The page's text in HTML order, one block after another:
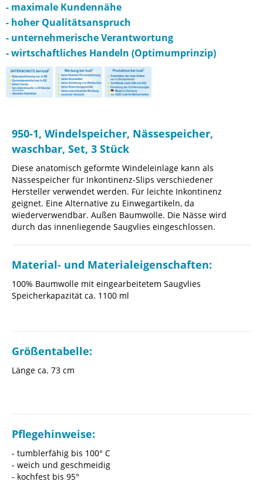
- maximale Kundennähe
- hoher Qualitätsanspruch
- unternehmerische Verantwortung
- wirtschaftliches Handeln (Optimumprinzip)
950-1, Windelspeicher, Nässespeicher,
waschbar, Set, 3 Stück
Diese anatomisch geformte Windeleinlage kann als
Nässespeicher für Inkontinenz-Slips verschiedener
Hersteller verwendet werden. Für leichte Inkontinenz
geignet. Eine Alternative zu Einwegartikeln, da
wiederverwendbar. Außen Baumwolle. Die Nässe wird
durch das innenliegende Saugvlies eingeschlossen.
Material- und Materialeigenschaften:
100% Baumwolle mit eingearbeitetem Saugvlies
Speicherkapazität ca. 1100 ml
Größentabelle:
Länge ca. 73 cm
Pflegehinweise:
- tumblerfähig bis 100° C
- weich und geschmeidig
- kochfest bis 95°